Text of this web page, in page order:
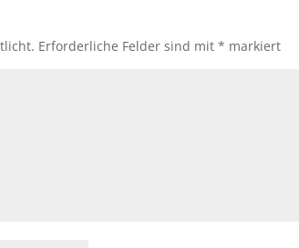
Erforderliche Felder sind mit* markiert